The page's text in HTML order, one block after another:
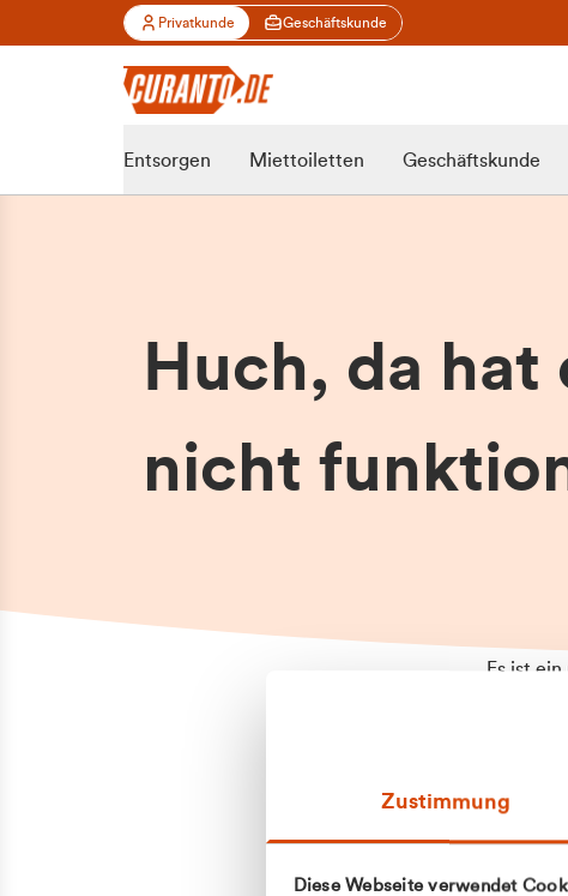
Zustimmung
Diese Webseite verwendet
Privatkunde Geschäftskunde
Entsorgen Miettoiletten Geschäftskunde
Huch, da hat
nicht
Es ist
Zum